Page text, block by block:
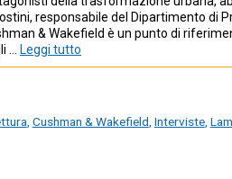
responsabile del Dipartimento di
& Wakefield è un punto di
… Leggi tutto
, Cushman & Wakefield, Interviste,